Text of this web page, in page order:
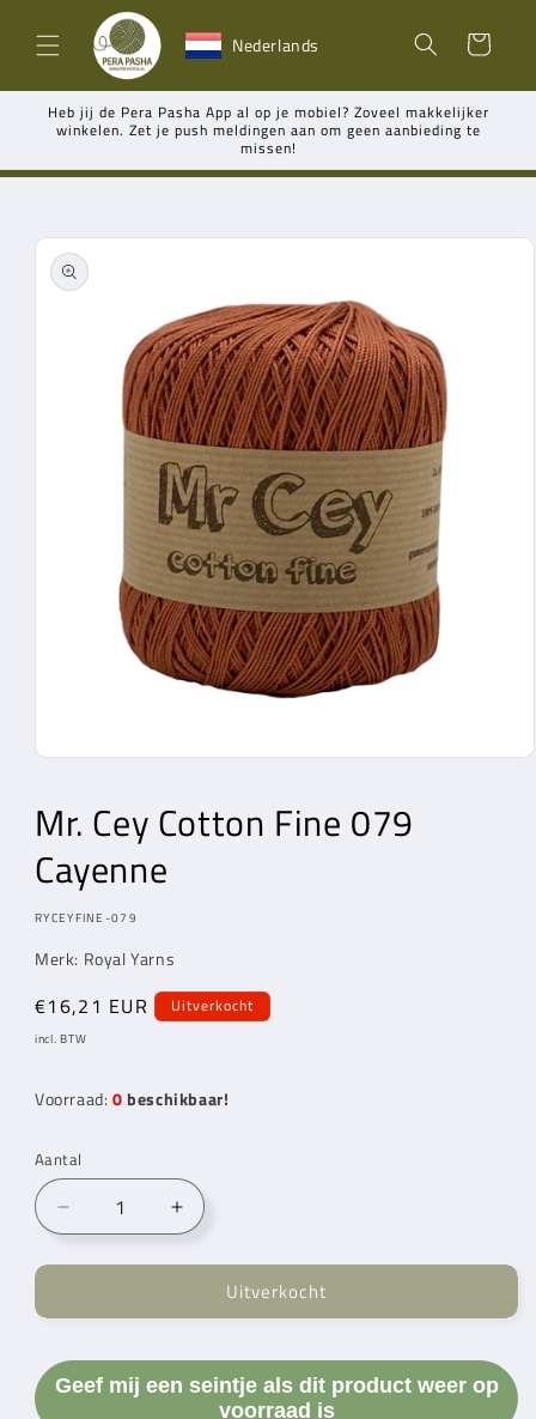
naar de
content Nederlands Winkelwagen
Heb jij de Pera Pasha App al op je mobiel? Zoveel makkelijker
winkelen. Zet je push meldingen aan om geen aanbieding te
missen!
direct naar
in
modaal
Mr. CeyCotton Fine 079
Cayenne
MODEL:
RYCEYFINE-079
Merk: Royal Yarns
Normale
prijs
€16,21 EUR Uitverkocht
incl. BTW
Voorraad: 0 beschikbaar!
Aantal
Aantal
verlagen
voor
Cey
Fine
079
Aantal
verhogen
voor
Cey
Fine
079
Uitverkocht
Geef mij een seintje als dit product weer op
voorraad is